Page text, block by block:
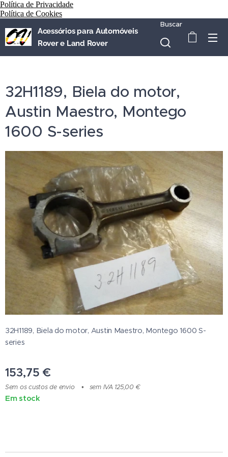
Política de Privacidade
Política de Cookies
Acessórios para Automóveis
Rover e Land Rover
Buscar
32H1189, Biela do motor,
Austin Maestro, Montego
1600 S-series
32H1189, Biela do motor, Austin Maestro, Montego 1600 S-
series
153,75 €
Sem os custos de envio sem IVA 125,00 €
Em stock